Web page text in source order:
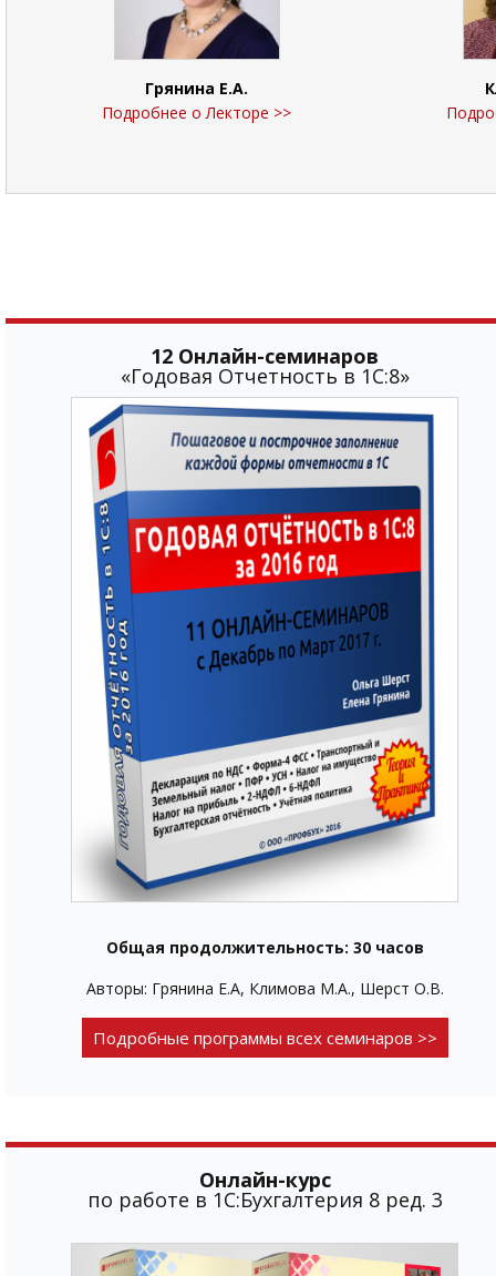
Грянина Е.А.
Подробнее о Лекторе >>
12 Онлайн-семинаров
«Годовая Отчетность в 1С:8»
Общая продолжительность: 30 часов
Авторы: Грянина Е.А, Климова М.А., Шерст О.В.
Подробные программы всех семинаров >>
Онлайн-курс
по работе в 1С:Бухгалтерия 8 ред. 3